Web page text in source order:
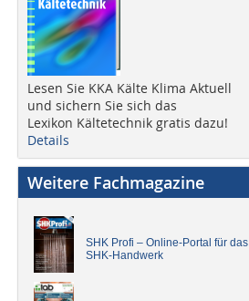
Lesen Sie KKA Kälte Klima Aktuell
und sichern Sie sich das
Lexikon Kältetechnik gratis dazu!
Details
Weitere Fachmagazine
SHK Profi – Online-Portal für das
SHK-Handwerk